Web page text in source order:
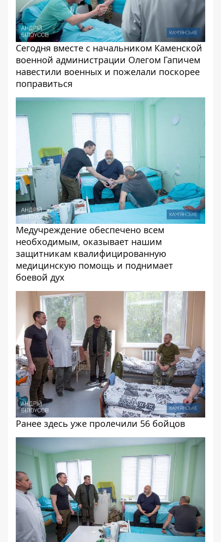
Сегодня вместе с начальником Каменской
военной администрации Олегом Гапичем
навестили военных и пожелали поскорее
поправиться
Медучреждение обеспечено всем
необходимым, оказывает нашим
защитникам квалифицированную
медицинскую помощь и поднимает
боевой дух
Ранее здесь уже пролечили 5️6 бойцов